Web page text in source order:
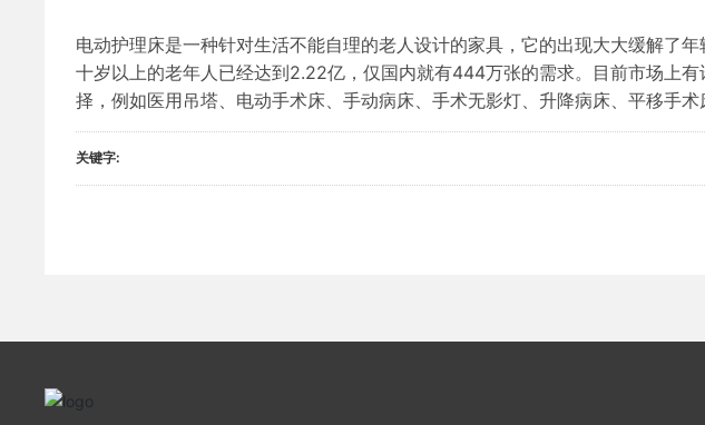
电动护理床是一种针对生活不能自理的老人设计的家具，它的出现大大缓解了
十岁以上的老年人已经达到2.22亿，仅国内就有444万张的需求。目前市场上
择，例如医用吊塔、电动手术床、手动病床、手术无影灯、升降病床、平移手
关键字: